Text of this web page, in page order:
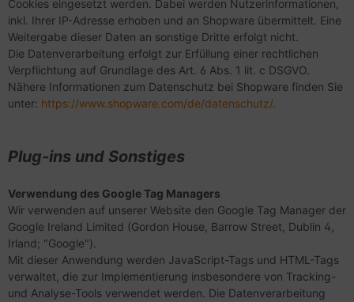
Cookies eingesetzt werden. Dabei werden Nutzerinformationen,
inkl. Ihrer IP-Adresse erhoben und an Shopware übermittelt. Eine
Weitergabe dieser Daten an sonstige Dritte erfolgt nicht.
Die Datenverarbeitung erfolgt zur Erfüllung einer rechtlichen
Verpflichtung auf Grundlage des Art. 6 Abs. 1 lit. c DSGVO.
Nähere Informationen zum Datenschutz bei Shopware finden Sie
unter: https://www.shopware.com/de/datenschutz/.
Plug-ins und Sonstiges
Verwendung des Google Tag Managers
Wir verwenden auf unserer Website den Google Tag Manager der
Google Ireland Limited (Gordon House, Barrow Street, Dublin 4,
Irland; "Google").
Mit dieser Anwendung werden JavaScript-Tags und HTML-Tags
verwaltet, die zur Implementierung insbesondere von Tracking-
und Analyse-Tools verwendet werden. Die Datenverarbeitung